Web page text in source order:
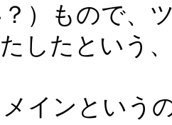
）もので、
したという
インという